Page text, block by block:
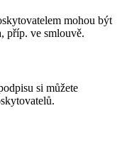
mohou být
příp. ve smlouvě.
si můžete